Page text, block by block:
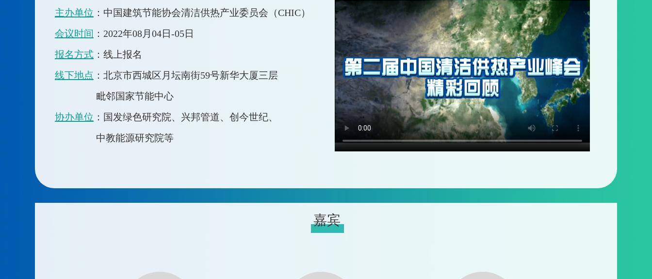
主办单位 ：中国建筑节能协会清洁供热产业委员会（CHIC）
会议时间 ：2022年08月04日-05日
报名方式 ：线上报名
线下地点 ：北京市西城区月坛南街59号新华大厦三层
毗邻国家节能中心
协办单位 ：国发绿色研究院、兴邦管道、创今世纪、
中教能源研究院等
嘉宾